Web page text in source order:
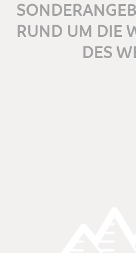
RUND UM DIE
DES